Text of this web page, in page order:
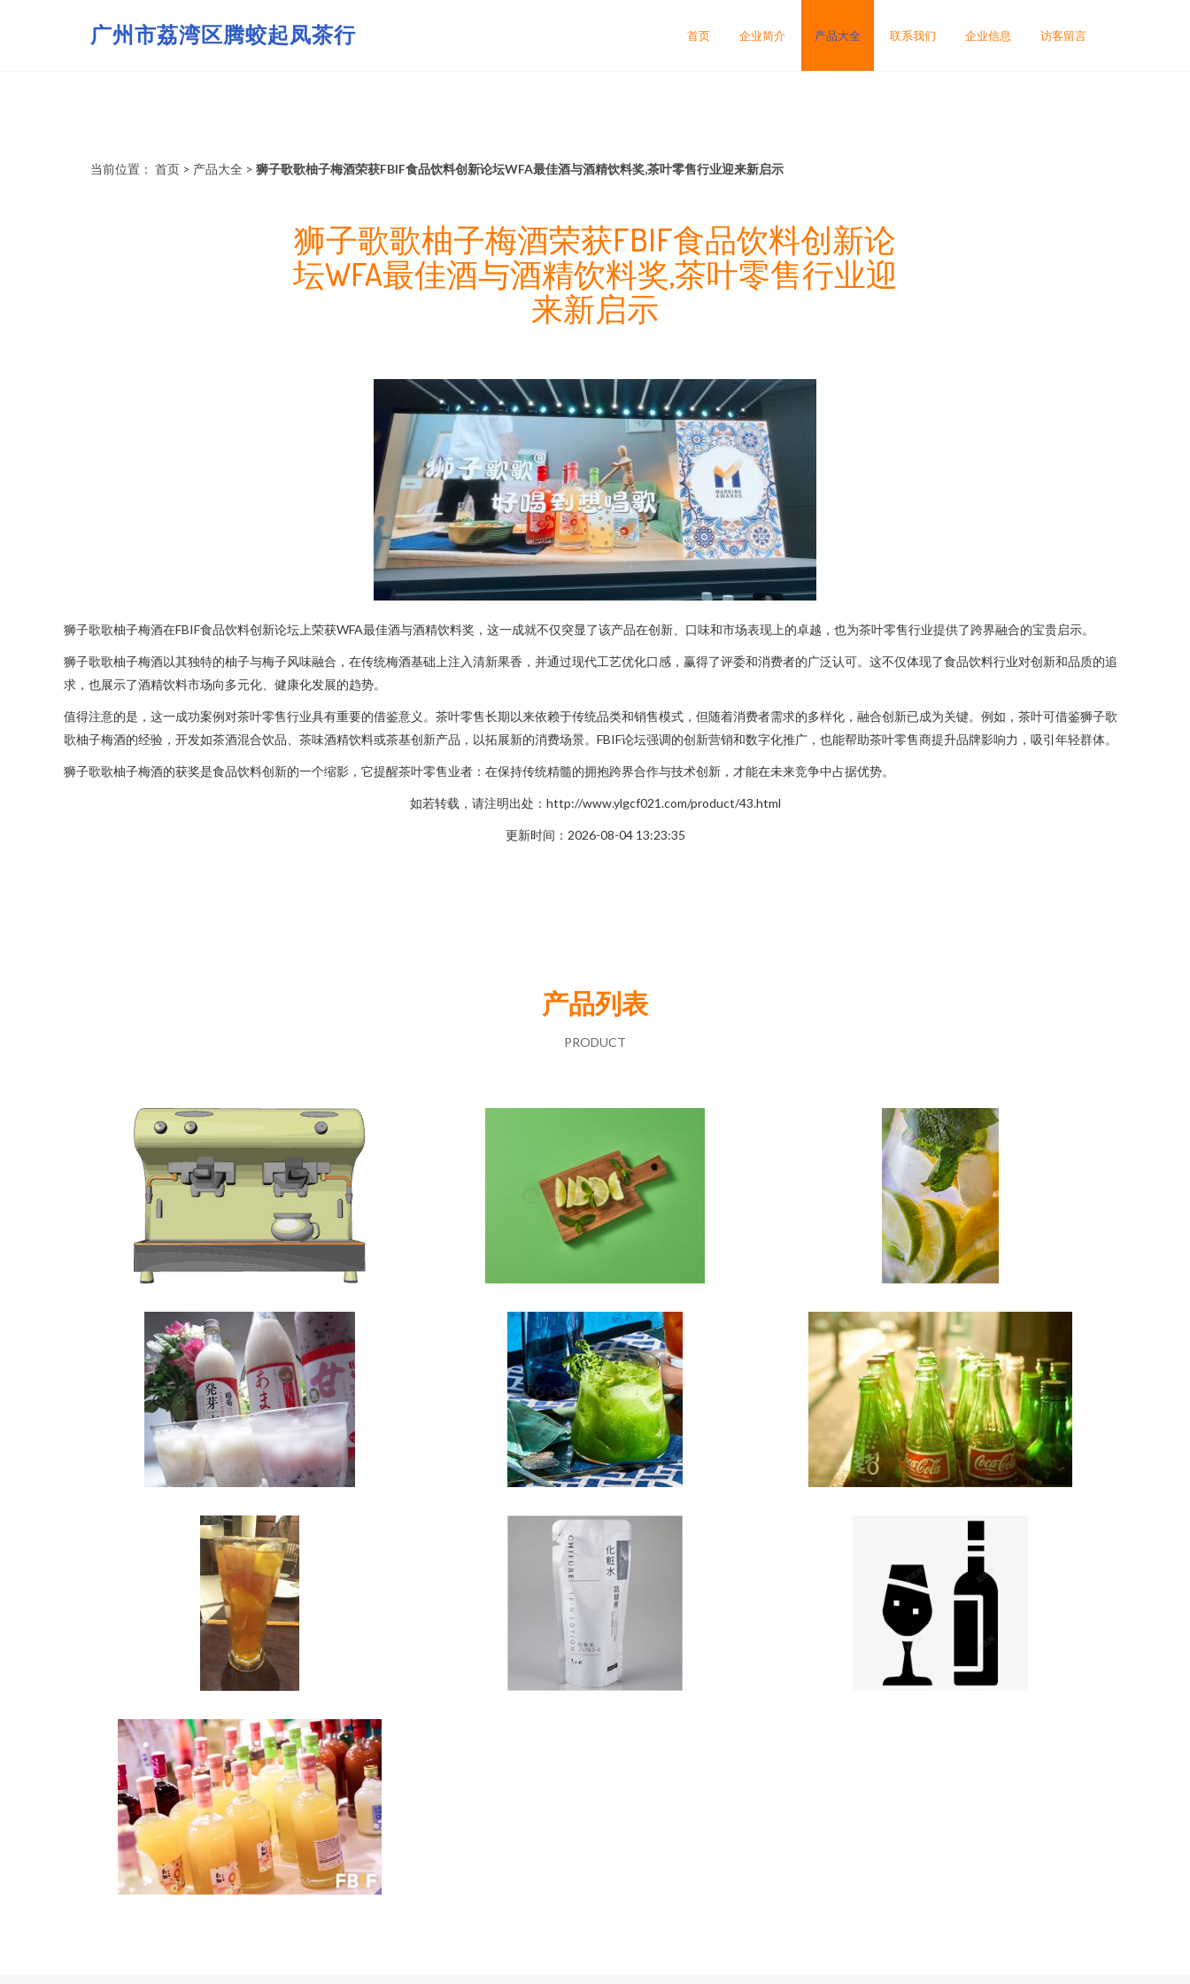
广州市荔湾区腾蛟起凤茶行 首页 企业简介 产品大全 联系我们 企业信息 访客留言
当前位置： 首页 > 产品大全 > 狮子歌歌柚子梅酒荣获FBIF食品饮料创新论坛WFA最佳酒与酒精饮料奖,茶叶零售行业迎来新启示
狮子歌歌柚子梅酒荣获FBIF食品饮料创新论
坛WFA最佳酒与酒精饮料奖,茶叶零售行业迎
来新启示
狮子歌歌柚子梅酒在FBIF食品饮料创新论坛上荣获WFA最佳酒与酒精饮料奖，这一成就不仅突显了该产品在创新、口味和市场表现上的卓越，也为茶叶零售行业提供了跨界融合的宝贵启示。
狮子歌歌柚子梅酒以其独特的柚子与梅子风味融合，在传统梅酒基础上注入清新果香，并通过现代工艺优化口感，赢得了评委和消费者的广泛认可。这不仅体现了食品饮料行业对创新和品质的追
求，也展示了酒精饮料市场向多元化、健康化发展的趋势。
值得注意的是，这一成功案例对茶叶零售行业具有重要的借鉴意义。茶叶零售长期以来依赖于传统品类和销售模式，但随着消费者需求的多样化，融合创新已成为关键。例如，茶叶可借鉴狮子歌
歌柚子梅酒的经验，开发如茶酒混合饮品、茶味酒精饮料或茶基创新产品，以拓展新的消费场景。FBIF论坛强调的创新营销和数字化推广，也能帮助茶叶零售商提升品牌影响力，吸引年轻群体。
狮子歌歌柚子梅酒的获奖是食品饮料创新的一个缩影，它提醒茶叶零售业者：在保持传统精髓的拥抱跨界合作与技术创新，才能在未来竞争中占据优势。
如若转载，请注明出处：http://www.ylgcf021.com/product/43.html
更新时间：2026-08-04 13:23:35
产品列表
PRODUCT